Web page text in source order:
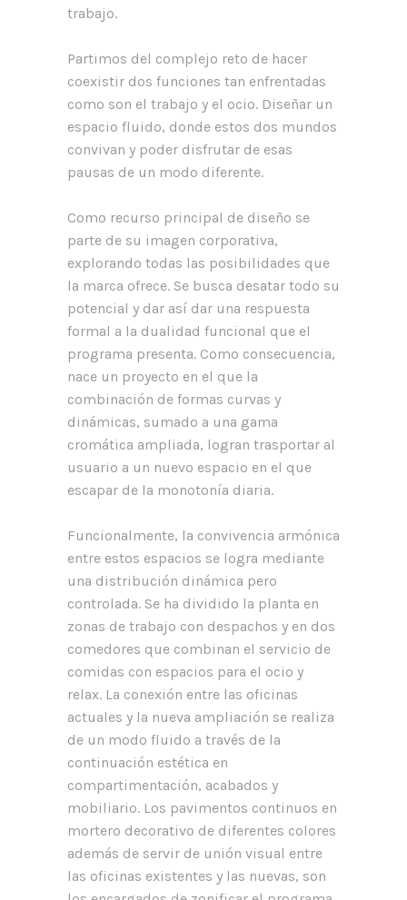
trabajo.
Partimos del complejo reto de hacer
coexistir dos funciones tan enfrentadas
como son el trabajo y el ocio. Diseñar un
espacio fluido, donde estos dos mundos
convivan y poder disfrutar de esas
pausas de un modo diferente.
Como recurso principal de diseño se
parte de su imagen corporativa,
explorando todas las posibilidades que
la marca ofrece. Se busca desatar todo su
potencial y dar así dar una respuesta
formal a la dualidad funcional que el
programa presenta. Como consecuencia,
nace un proyecto en el que la
combinación de formas curvas y
dinámicas, sumado a una gama
cromática ampliada, logran trasportar al
usuario a un nuevo espacio en el que
escapar de la monotonía diaria.
Funcionalmente, la convivencia armónica
entre estos espacios se logra mediante
una distribución dinámica pero
controlada. Se ha dividido la planta en
zonas de trabajo con despachos y en dos
comedores que combinan el servicio de
comidas con espacios para el ocio y
relax. La conexión entre las oficinas
actuales y la nueva ampliación se realiza
de un modo fluido a través de la
continuación estética en
compartimentación, acabados y
mobiliario. Los pavimentos continuos en
mortero decorativo de diferentes colores
además de servir de unión visual entre
las oficinas existentes y las nuevas, son